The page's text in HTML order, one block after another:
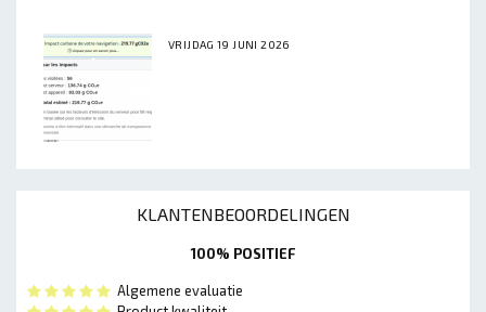
VRIJDAG 19 JUNI 2026
KLANTENBEOORDELINGEN
100% POSITIEF
Algemene evaluatie